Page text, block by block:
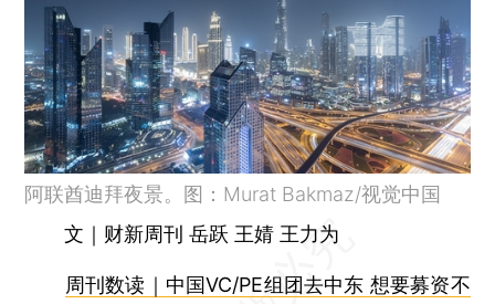
阿联酋迪拜夜景。图：Murat Bakmaz/视觉中国
文｜财新周刊 岳跃 王婧 王力为
周刊数读｜中国VC/PE组团去中东 想要募资不